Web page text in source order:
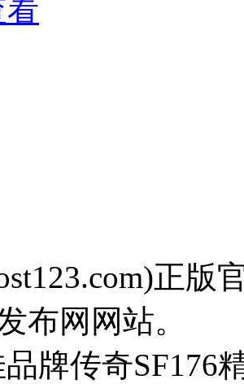
看
正
布网网站。
牌传奇SF176